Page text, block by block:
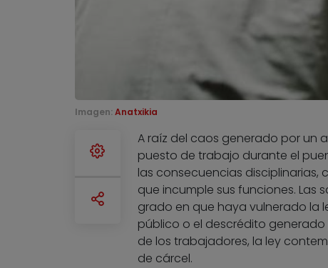
Imagen: Anatxikia
A raíz del caos generado por un
puesto de trabajo durante el
las consecuencias disciplinarias,
que incumple sus funciones. Las
grado en que haya vulnerado la
público o el descrédito generado
de los trabajadores, la ley
de cárcel.